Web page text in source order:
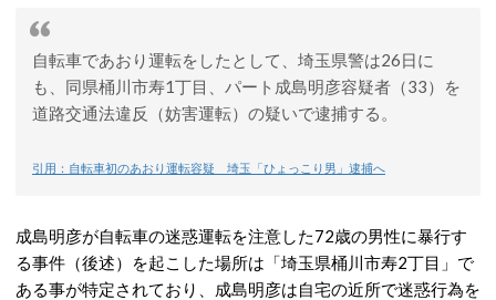
自転車であおり運転をしたとして、埼玉県警は26日に
も、同県桶川市寿1丁目、パート成島明彦容疑者（33）を
道路交通法違反（妨害運転）の疑いで逮捕する。
引用：自転車初のあおり運転容疑 埼玉「ひょっこり男」逮捕へ
成島明彦が自転車の迷惑運転を注意した72歳の男性に暴行す
る事件（後述）を起こした場所は「埼玉県桶川市寿2丁目」で
ある事が特定されており、成島明彦は自宅の近所で迷惑行為を